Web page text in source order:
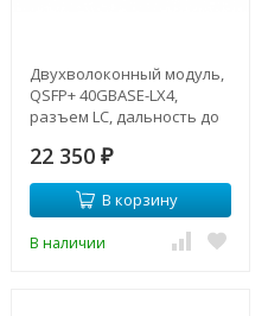
Двухволоконный модуль,
QSFP+ 40GBASE-LX4,
разъем LC, дальность до
22 350 ₽
В корзину
В наличии